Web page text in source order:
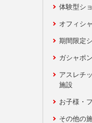
体験型シ
オフィシ
期間限定
ガシャポ
アスレチ
施設
お子様・
その他の